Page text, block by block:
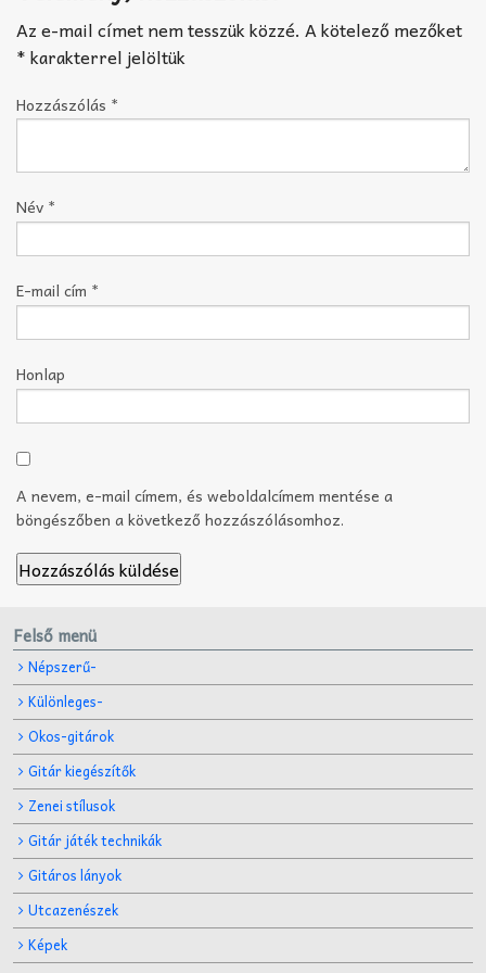
Az e-mail címet nem tesszük közzé. A kötelező mezőket
*karakterrel jelöltük
Hozzászólás *
Név *
E-mail cím *
Honlap
A nevem, e-mail címem, és weboldalcímem mentése a
böngészőben a következő hozzászólásomhoz.
Felső menü
Népszerű-
Különleges-
Okos-gitárok
Gitár kiegészítők
Zenei stílusok
Gitár játék technikák
Gitáros lányok
Utcazenészek
Képek